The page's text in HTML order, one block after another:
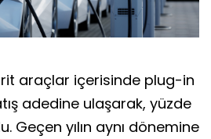
araçlar içerisinde plug-in
adedine ulaşarak, yüzde
Geçen yılın aynı dönemine